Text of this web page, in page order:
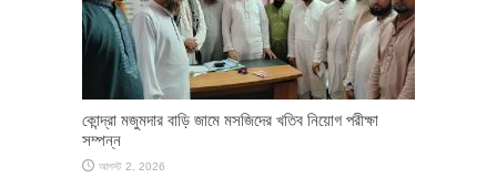
কোন্দ্রা মজুমদার বাড়ি জামে মসজিদের খতিব নিয়োগ পরীক্ষা
সম্পন্ন
আগস্ট 2, 2026